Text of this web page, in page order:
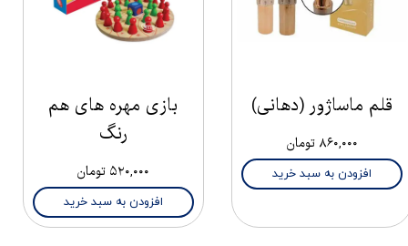
قلم ماساژور (دهانی)
۸۶۰,۰۰۰ تومان
افزودن به سبد خرید
بازی مهره های هم
رنگ
۵۲۰,۰۰۰ تومان
افزودن به سبد خرید